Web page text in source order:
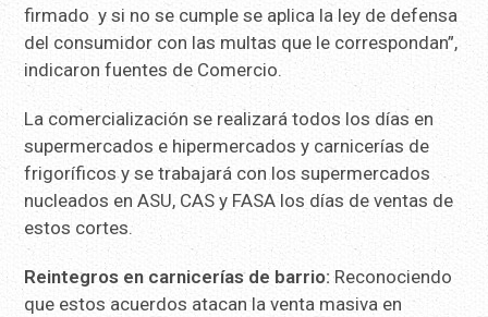
firmado y si no se cumple se aplica la ley de defensa
del consumidor con las multas que le correspondan”,
indicaron fuentes de Comercio.
La comercialización se realizará todos los días en
supermercados e hipermercados y carnicerías de
frigoríficos y se trabajará con los supermercados
nucleados en ASU, CAS y FASA los días de ventas de
estos cortes.
Reintegros en carnicerías de barrio: Reconociendo
que estos acuerdos atacan la venta masiva en